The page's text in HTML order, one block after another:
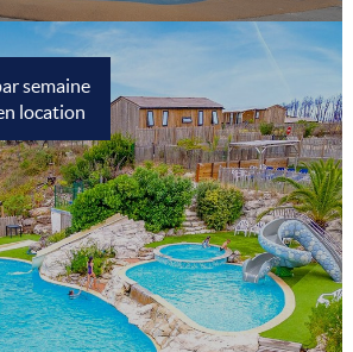
semaine
location